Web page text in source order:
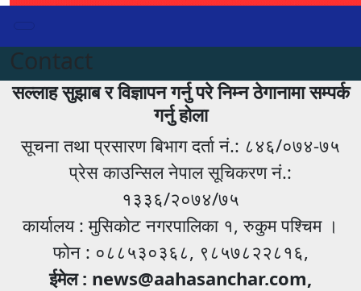
Contact
सल्लाह सुझाब र विज्ञापन गर्नु परे निम्न ठेगानामा सम्पर्क
गर्नु होला
सूचना तथा प्रसारण बिभाग दर्ता नं.: ८४६/०७४-७५
प्रेस काउन्सिल नेपाल सूचिकरण नं.:
१३३६/२०७४/७५
कार्यालय : मुसिकोट नगरपालिका १, रुकुम पश्चिम ।
फोन : ०८८५३०३६८, ९८५७८२२८१६,
ईमेल : news@aahasanchar.com,